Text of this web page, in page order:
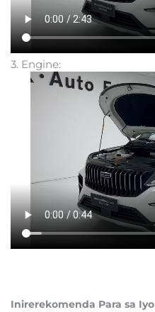
3. Engine:
Inirerekomenda Para sa Iyo